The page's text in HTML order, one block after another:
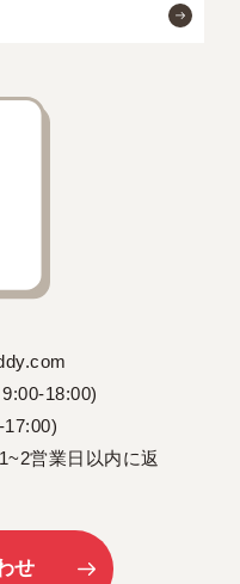
18:00)
営業日以内に返
せ